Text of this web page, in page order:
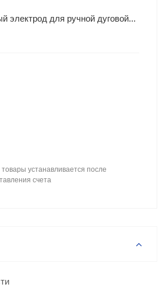
электрод для ручной дуговой...
устанавливается после
счета